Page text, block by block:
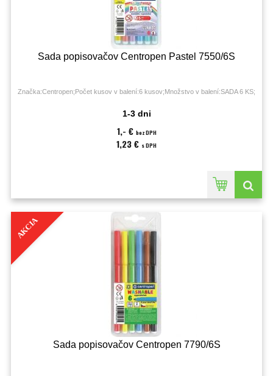
Sada popisovačov Centropen Pastel 7550/6S
Značka:Centropen;Počet kusov v balení:6 kusov;Množstvo v balení:SADA 6 KS;
1-3 dni
1,- € bez DPH
1,23 € s DPH
AKCIA
Sada popisovačov Centropen 7790/6S